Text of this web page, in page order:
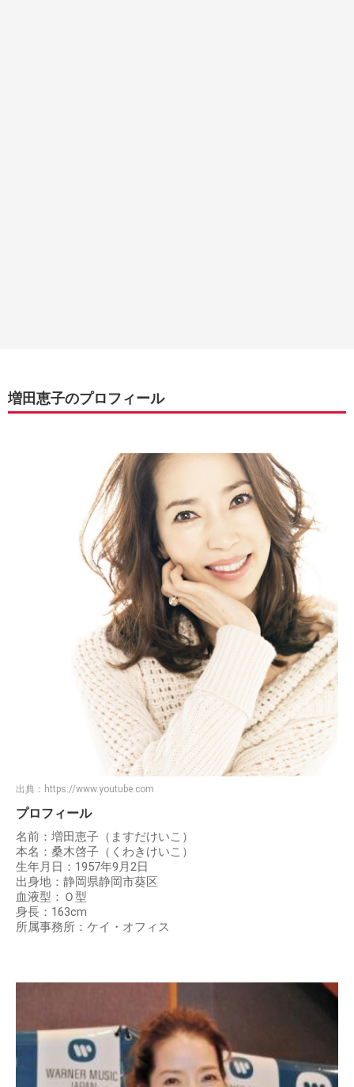
増田恵子のプロフィール
出典： https://www.youtube.com
プロフィール
名前：増田恵子（ますだけいこ）
本名：桑木啓子（くわきけいこ）
生年月日：1957年9月2日
出身地：静岡県静岡市葵区
血液型：Ｏ型
身長：163cm
所属事務所：ケイ・オフィス